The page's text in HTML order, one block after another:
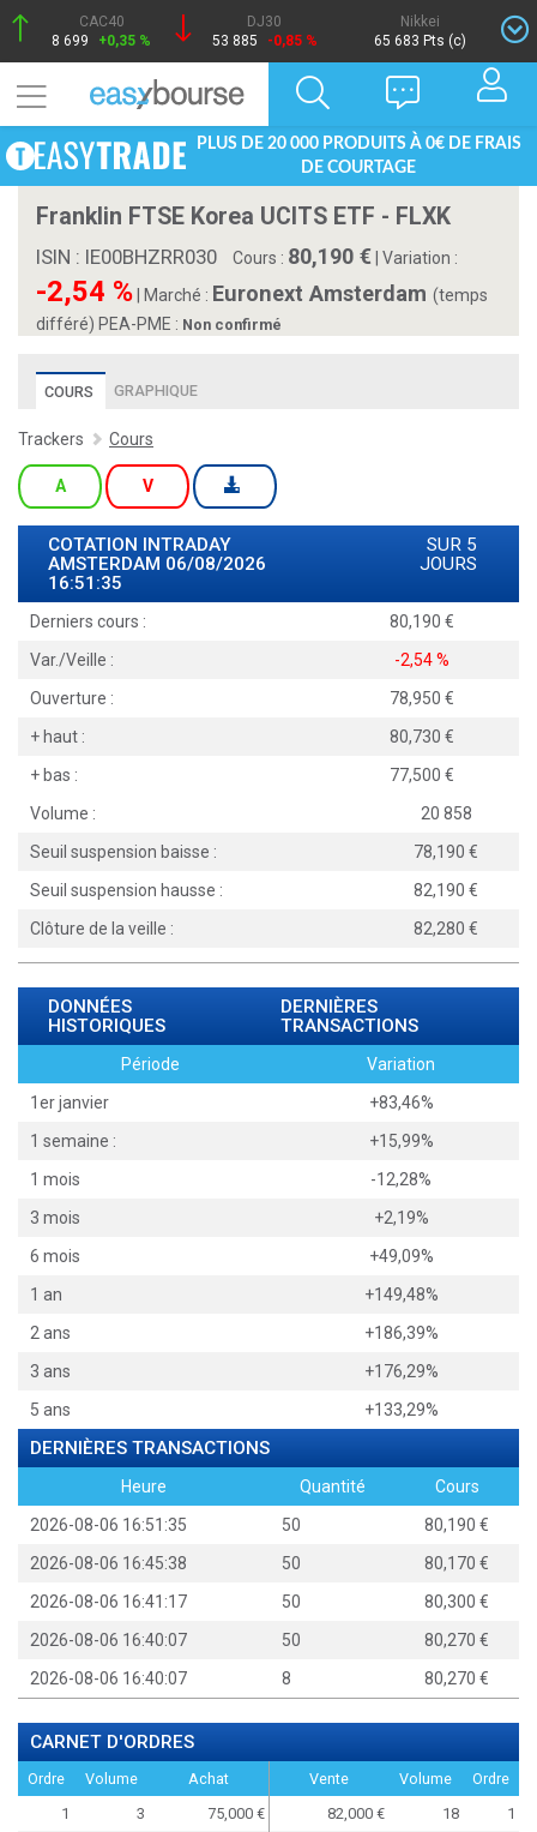
CAC40
8 699
+0,35 %
DJ30
53 885
-0,85 %
Nikkei
65 683 Pts (c)
PLUS DE 20 000 PRODUITS À 0€ DE FRAIS
DE COURTAGE
Franklin FTSE Korea UCITS ETF - FLXK
ISIN : IE00BHZRR030 Cours : 80,190 Variation :
-2,54 % Marché : Euronext Amsterdam (temps
différé) PEA-PME : Non confirmé
COURS GRAPHIQUE
Trackers Cours
A V
COTATION INTRADAY
AMSTERDAM 06/08/2026
16:51:35
SUR 5
JOURS
Derniers cours :
80,190
Var./Veille :
-2,54 %
Ouverture :
78,950
+ haut :
80,730
+ bas :
77,500
Volume :
20 858
Seuil suspension baisse :
78,190
Seuil suspension hausse :
82,190
Clôture de la veille :
82,280
DONNÉES
HISTORIQUES
DERNIÈRES
TRANSACTIONS
Période
Variation
1er janvier
+83,46%
1 semaine :
+15,99%
1 mois
-12,28%
3 mois
+2,19%
6 mois
+49,09%
1 an
+149,48%
2 ans
+186,39%
3 ans
+176,29%
5 ans
+133,29%
DERNIÈRES TRANSACTIONS
Heure Quantité
Cours
2026-08-06 16:51:35
50
80,190
2026-08-06 16:45:38
50
80,170
2026-08-06 16:41:17
50
80,300
2026-08-06 16:40:07
50
80,270
2026-08-06 16:40:07
8 80,270
CARNET D'ORDRES
Ordre Volume
Achat
1
3
75,000
Vente Volume
Ordre
82,000
18
1